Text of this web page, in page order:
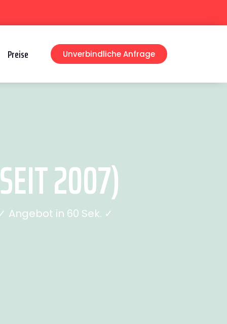
Preise Unverbindliche Anfrage
2007)
Angebot in 60 Sek. ✓